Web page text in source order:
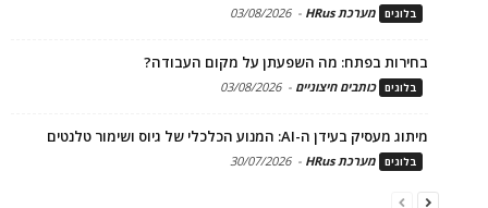
בלוגים מערכת HRus -
03/08/2026
בחירות בפתח: מה השפעתן על מקום העבודה?
בלוגים כותבים חיצוניים -
03/08/2026
מיתוג מעסיק בעידן ה-AI: המנוע הכלכלי של גיוס ושימור טלנטים
בלוגים מערכת HRus -
30/07/2026